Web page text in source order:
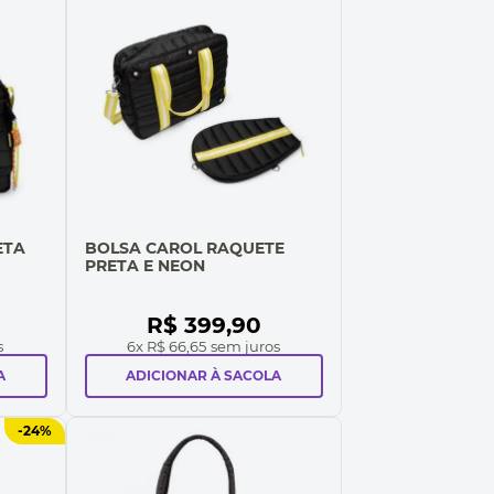
BOLSA CAROL RAQUETE
PRETA E NEON
R$ 399,90
6x R$ 66,65 sem juros
ADICIONAR À SACOLA
-24%